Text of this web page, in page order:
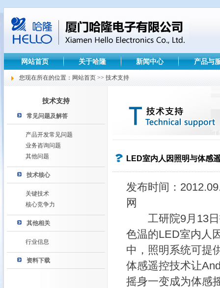
网站首页 关于哈隆 新闻中心 产品与
您现在所在的位置：网站首页 >> 技术支持
技术支持
常见问题及解答
产品开发常见问题
业务咨询问题
其他问题
技术核心
关键技术
核心竞争力
其他相关
行业信息
资料下载
LED室内人因照明与体感
发布时间：
网
工研院9月13日
色温的LED室内人
中，照明系统可提
体感遥控技术让
摇身一变成为体感